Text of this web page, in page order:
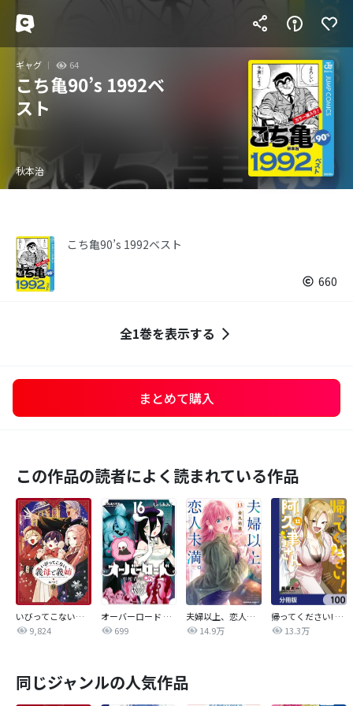
ギャグ 64
こち亀90’s 1992ベ
スト
秋本治
こち亀90’s 1992ベスト
660
全1巻を表示する
まとめて購入
この作品の読者によく読まれている作品
いびってこない義母と義姉
9,824
オーバーロード 不死者のOh!
699
夫婦以上、恋人未満。【分冊版】
14.9万
帰ってください! 阿久津さん【分冊版】
13.3万
同じジャンルの人気作品